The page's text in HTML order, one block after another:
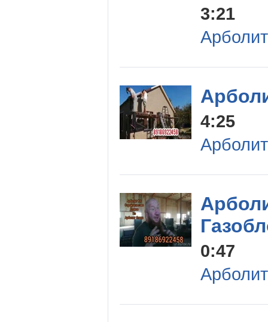
3:21
4:25
0:47